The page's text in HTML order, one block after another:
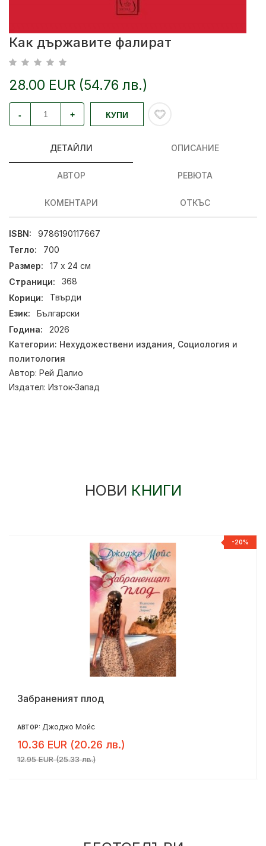
Как държавите фалират
28.00 EUR (54.76 лв.)
- + КУПИ
ДЕТАЙЛИ ОПИСАНИЕ
АВТОР РЕВЮТА
КОМЕНТАРИ ОТКЪС
ISBN:
9786190117667
Тегло:
700
Размер:
17 х 24 см
Страници:
368
Корици:
Твърди
Език:
Български
Година:
2026
Категории: Нехудожествени издания, Социология и
политология
Автор: Рей Далио
Издател: Изток-Запад
НОВИ КНИГИ
-20%
Забраненият плод
АВТОР: Джоджо Мойс
10.36 EUR (20.26 лв.)
12.95 EUR (25.33 лв.)